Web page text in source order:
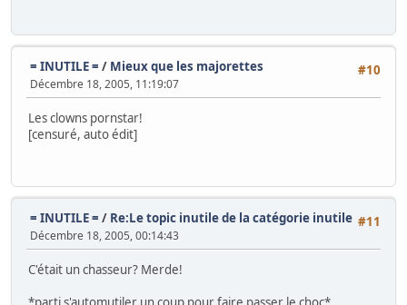
#10
= INUTILE = / Mieux que les majorettes
Décembre 18, 2005, 11:19:07
Les clowns pornstar!
[censuré, auto édit]
#11
= INUTILE = / Re:Le topic inutile de la catégorie inutile
Décembre 18, 2005, 00:14:43
C'était un chasseur? Merde!